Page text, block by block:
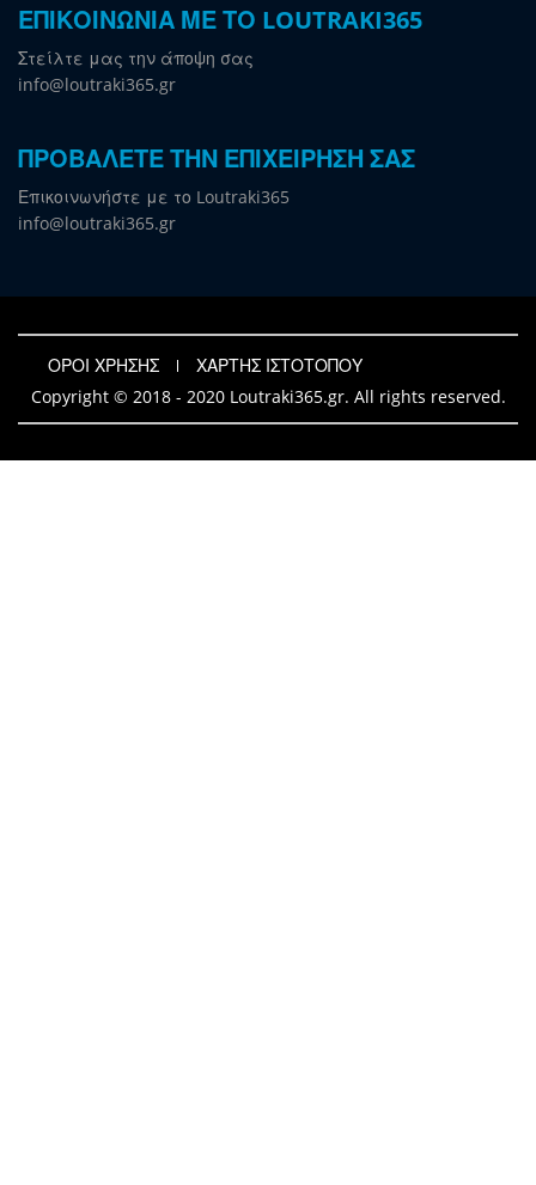
ΕΠΙΚΟΙΝΩΝΙΑ ΜΕ ΤΟ LOUTRAKI365
Στείλτε μας την άποψη σας
info@loutraki365.gr
ΠΡΟΒΑΛΕΤΕ ΤΗΝ ΕΠΙΧΕΙΡΗΣΗ ΣΑΣ
Επικοινωνήστε με το Loutraki365
info@loutraki365.gr
ΟΡΟΙ ΧΡΗΣΗΣ
ΧΑΡΤΗΣ ΙΣΤΟΤΟΠΟΥ
Copyright © 2018 - 2020 Loutraki365.gr. All rights reserved.